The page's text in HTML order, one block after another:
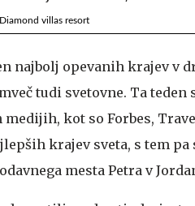
villas resort
najbolj opevanih krajev v
tudi svetovne. Ta
kot so Forbes,
krajev sveta, s tem
mesta Petra v